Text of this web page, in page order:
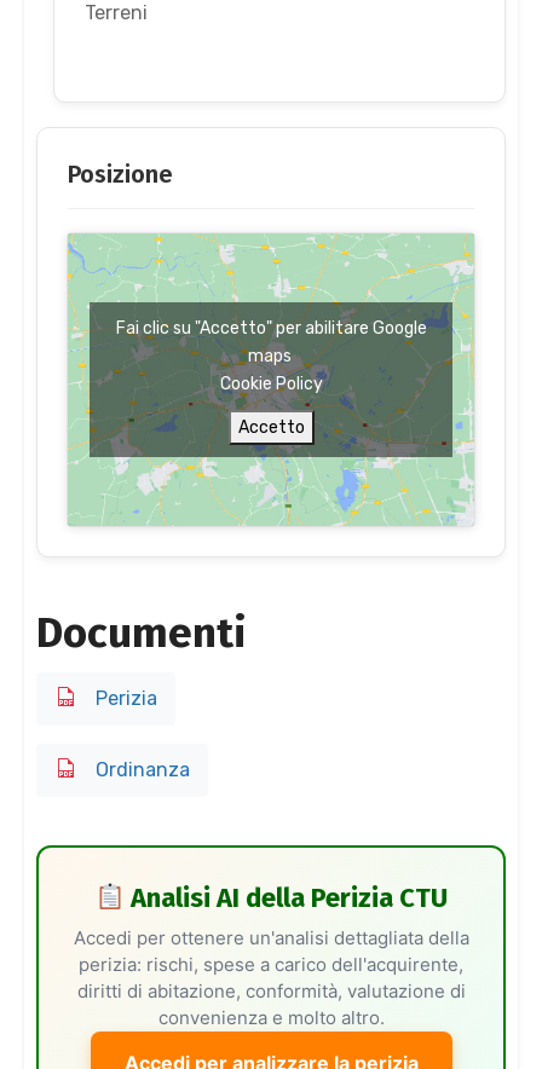
Terreni
Posizione
Fai clic su "Accetto" per abilitare Google
maps
Cookie Policy
Accetto
Documenti
Perizia
Ordinanza
Analisi AI della Perizia CTU
Accedi per ottenere un'analisi dettagliata della
perizia: rischi, spese a carico dell'acquirente,
diritti di abitazione, conformità, valutazione di
convenienza e molto altro.
Accedi per analizzare la perizia